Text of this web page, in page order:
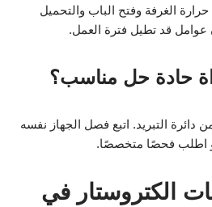
الغرفة وفتح الباب والتحميل
عوامل قد تطيل فترة العمل.
حادة حل مناسب؟
دائرة التبريد. اتبع فصل الجهاز نفسه
أو اطلب فحصًا متخصصًا.
الكتروستار في